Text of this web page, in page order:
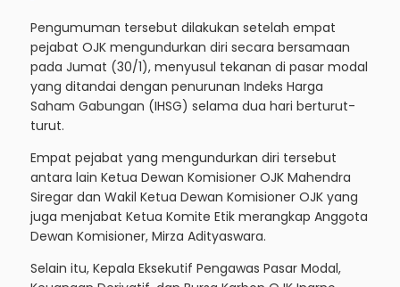
Pengumuman tersebut dilakukan setelah empat
pejabat OJK mengundurkan diri secara bersamaan
pada Jumat (30/1), menyusul tekanan di pasar modal
yang ditandai dengan penurunan Indeks Harga
Saham Gabungan (IHSG) selama dua hari berturut-
turut.
Empat pejabat yang mengundurkan diri tersebut
antara lain Ketua Dewan Komisioner OJK Mahendra
Siregar dan Wakil Ketua Dewan Komisioner OJK yang
juga menjabat Ketua Komite Etik merangkap Anggota
Dewan Komisioner, Mirza Adityaswara.
Selain itu, Kepala Eksekutif Pengawas Pasar Modal,